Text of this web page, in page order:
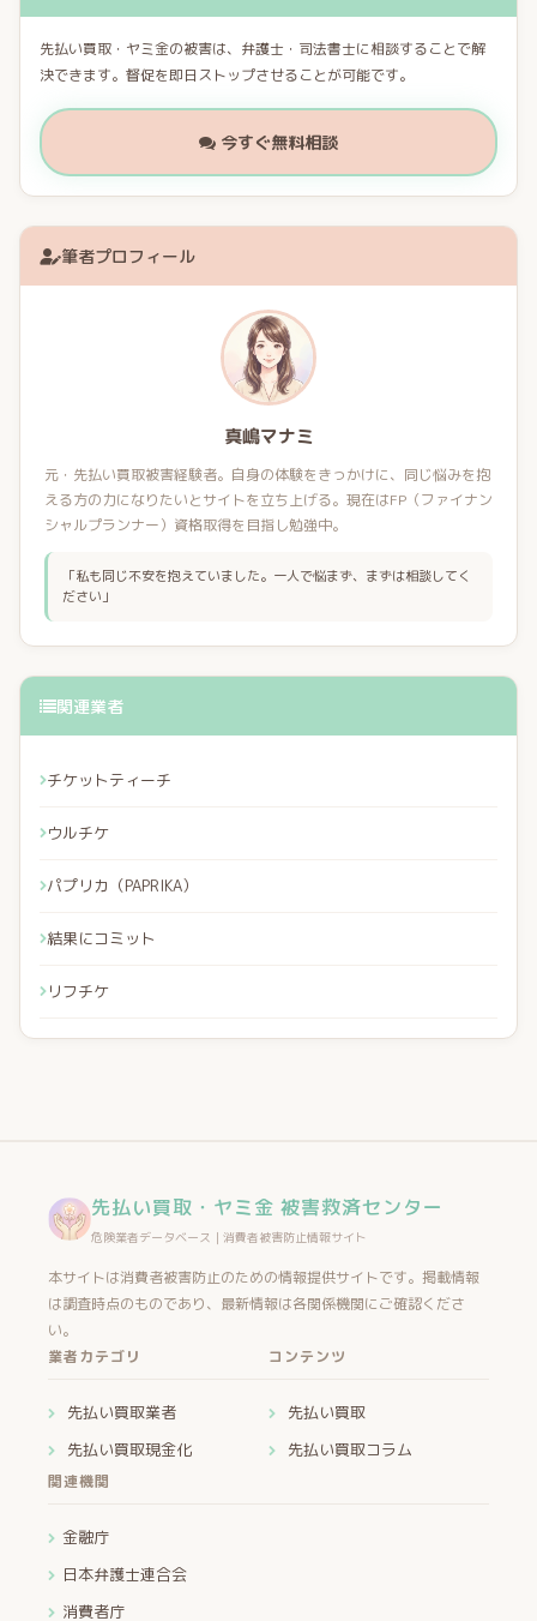
先払い買取・ヤミ金の被害は、弁護士・司法書士に相談することで解
決できます。督促を即日ストップさせることが可能です。
今すぐ無料相談
筆者プロフィール
真嶋マナミ
元・先払い買取被害経験者。自身の体験をきっかけに、同じ悩みを抱
える方の力になりたいとサイトを立ち上げる。現在はFP（ファイナン
シャルプランナー）資格取得を目指し勉強中。
「私も同じ不安を抱えていました。一人で悩まず、まずは相談してく
ださい」
関連業者
チケットティーチ
ウルチケ
パプリカ（PAPRIKA）
結果にコミット
リフチケ
先払い買取・ヤミ金 被害救済センター
危険業者データベース｜消費者被害防止情報サイト
本サイトは消費者被害防止のための情報提供サイトです。掲載情報
は調査時点のものであり、最新情報は各関係機関にご確認くださ
い。
業者カテゴリ
先払い買取業者
先払い買取現金化
コンテンツ
先払い買取
先払い買取コラム
関連機関
金融庁
日本弁護士連合会
消費者庁